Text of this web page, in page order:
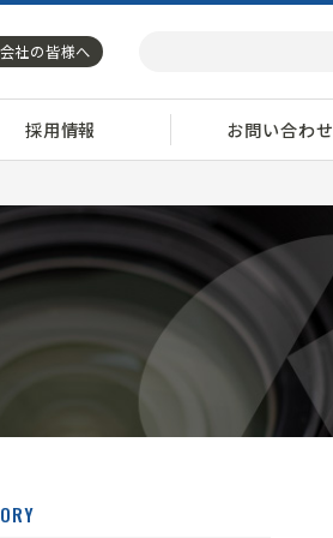
社の皆様へ
採用情報 お問い合わせ